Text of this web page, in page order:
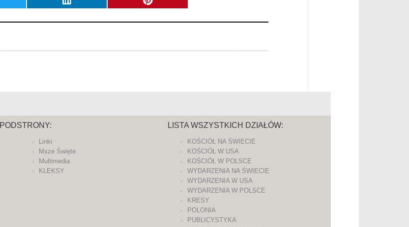
PODSTRONY:
Linki
Msze Święte
Multimedia
KLEKSY
LISTA WSZYSTKICH DZIAŁÓW:
KOŚCIÓŁ NA ŚWIECIE
KOŚCIÓŁ W USA
KOŚCIÓŁ W POLSCE
WYDARZENIA NA ŚWIECIE
WYDARZENIA W USA
WYDARZENIA W POLSCE
KRESY
POLONIA
PUBLICYSTYKA